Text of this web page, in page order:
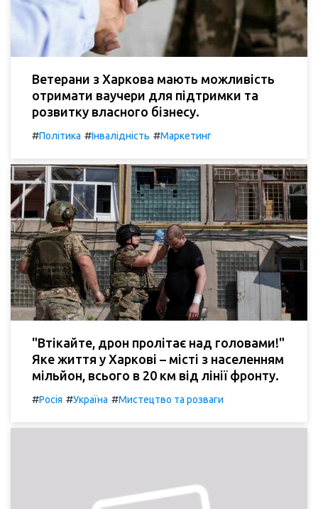
Ветерани з Харкова мають можливість
отримати ваучери для підтримки та
розвитку власного бізнесу.
#Політика #Інвалідність #Маркетинг
"Втікайте, дрон пролітає над головами!"
Яке життя у Харкові – місті з населенням
мільйон, всього в 20 км від лінії фронту.
#Росія #Україна #Мистецтво та розваги